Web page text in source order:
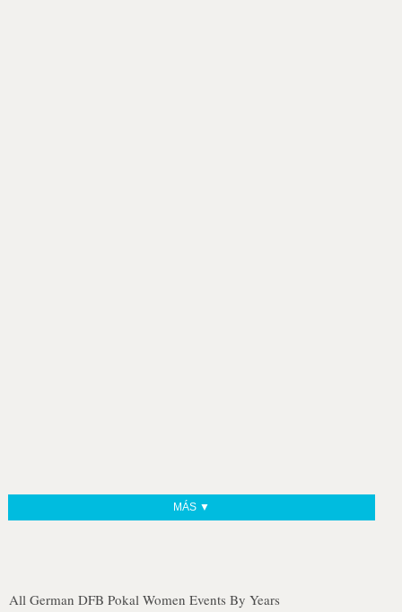
MÁS ▼
All German DFB Pokal Women Events By Years